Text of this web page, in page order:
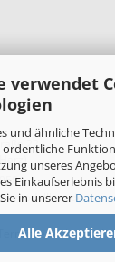
verwendet
und ähnliche
unseres
Einkaufserlebnis
in unserer
Alle
22
modellbau.de